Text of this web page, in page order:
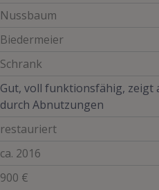
Nussbaum
Biedermeier
Schrank
Gut, voll funktionsfähig, zeigt
durch Abnutzungen
restauriert
ca. 2016
900 €